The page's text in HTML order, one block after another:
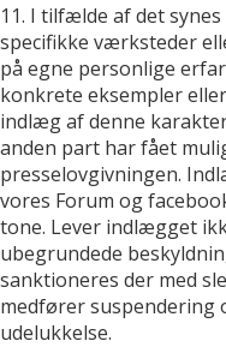
11. I tilfælde af det
specifikke værksteder
på egne personlige
konkrete eksempler
indlæg af denne
anden part har fået
presselovgivningen.
vores Forum og
tone. Lever indlægget
ubegrundede
sanktioneres der med
medfører
udelukkelse.